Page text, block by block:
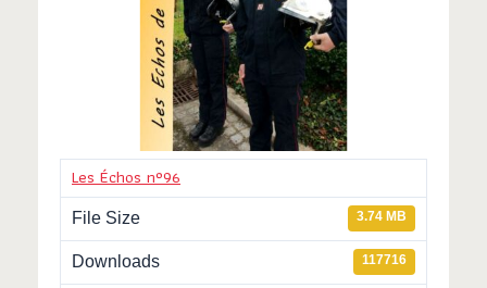
Les Échos n°96
File Size 3.74 MB
Downloads 117716